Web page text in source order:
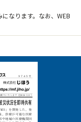
なります。なお、WEB